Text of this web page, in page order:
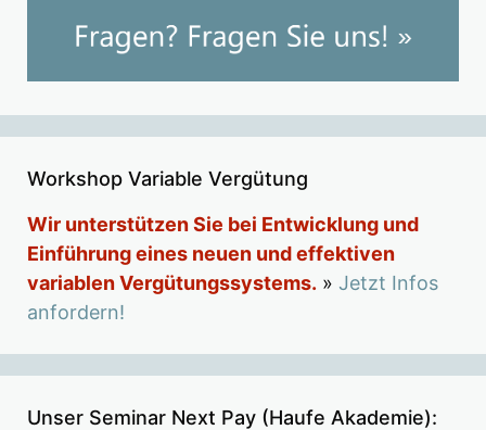
Workshop Variable Vergütung
Wir unterstützen Sie bei Entwicklung und
Einführung eines neuen und effektiven
variablen Vergütungssystems. » Jetzt Infos
anfordern!
Unser Seminar Next Pay (Haufe Akademie):